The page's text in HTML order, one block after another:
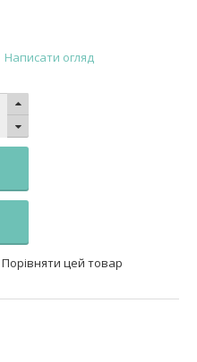
Написати огляд
Порівняти цей товар